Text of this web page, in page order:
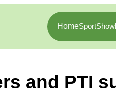
HomeSport
and PTI